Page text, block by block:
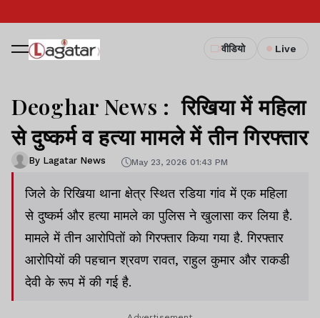
वीडियो Live
Deoghar News : रिखिया में महिला
से दुष्कर्म व हत्या मामले में तीन गिरफ्तार
By Lagatar News May 23, 2026 01:43 PM
जिले के रिखिया थाना क्षेत्र स्थित रडिया गांव में एक महिला
से दुष्कर्म और हत्या मामले का पुलिस ने खुलासा कर लिया है.
मामले में तीन आरोपितों को गिरफ्तार किया गया है. गिरफ्तार
आरोपियों की पहचान श्रवण रावत, राहुल कुमार और राकडी
देवी के रूप में की गई है.